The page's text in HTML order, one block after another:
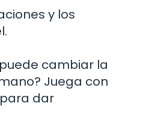
y los
cambiar la
Juega con
dar